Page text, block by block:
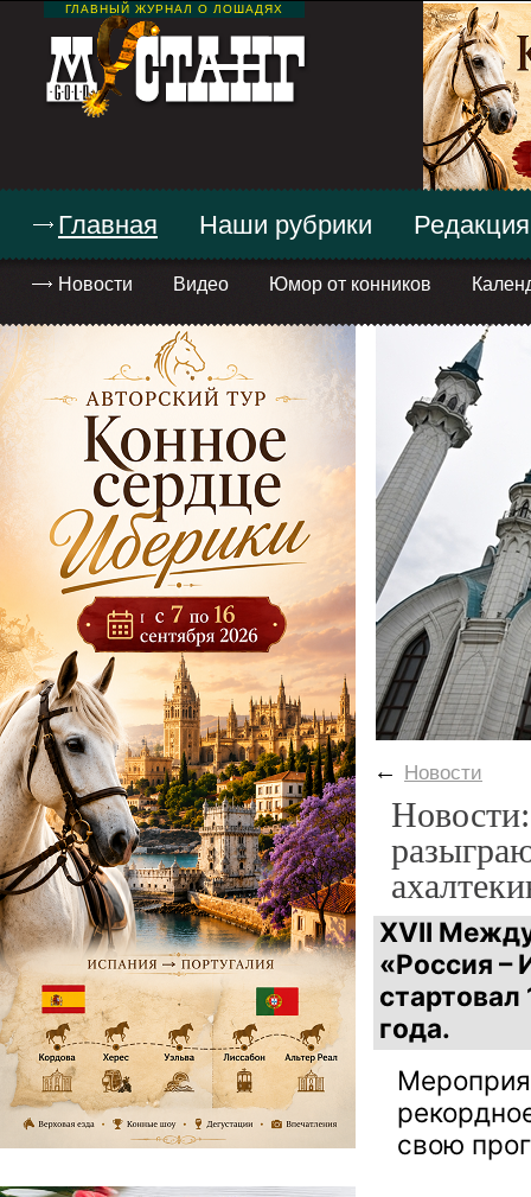
ГЛАВНЫЙ ЖУРНАЛ О ЛОШАДЯХ
Главная
Новости Видео Юмор от конников
Наши рубрики Редакция
← Новости
XVII
«Россия –
стартовал
года.
свою